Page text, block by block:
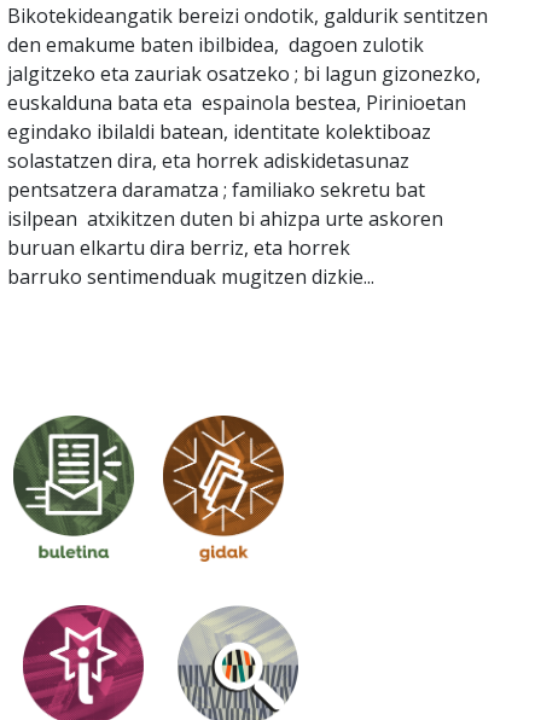
Bikotekideangatik bereizi ondotik, galdurik sentitzen
den emakume baten ibilbidea, dagoen zulotik
jalgitzeko eta zauriak osatzeko ; bi lagun gizonezko,
euskalduna bata eta espainola bestea, Pirinioetan
egindako ibilaldi batean, identitate kolektiboaz
solastatzen dira, eta horrek adiskidetasunaz
pentsatzera daramatza ; familiako sekretu bat
isilpean atxikitzen duten bi ahizpa urte askoren
buruan elkartu dira berriz, eta horrek
barruko sentimenduak mugitzen dizkie...